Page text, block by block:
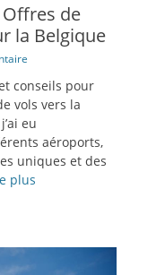
de
la Belgique
conseils pour
vols vers la
eu
aéroports,
uniques et des
plus